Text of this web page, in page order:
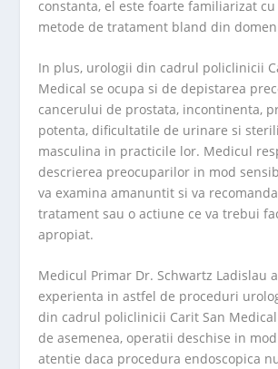
constanta, el este foarte familiarizat
metode de tratament bland din
In plus, urologii din cadrul policlinicii
Medical se ocupa si de depistarea
cancerului de prostata, incontinenta,
potenta, dificultatile de urinare si
masculina in practicile lor. Medicul
descrierea preocuparilor in mod
va examina amanuntit si va
tratament sau o actiune ce va trebui
apropiat.
Medicul Primar Dr. Schwartz Ladislau
experienta in astfel de proceduri
din cadrul policlinicii Carit San
de asemenea, operatii deschise in
atentie daca procedura endoscopica